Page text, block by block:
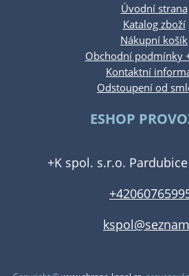
Úvodní strana
Katalog zboží
Nákupní košík
Obchodní podmínky
Kontaktní
Odstoupení od
ESHOP
+K spol. s.r.o.